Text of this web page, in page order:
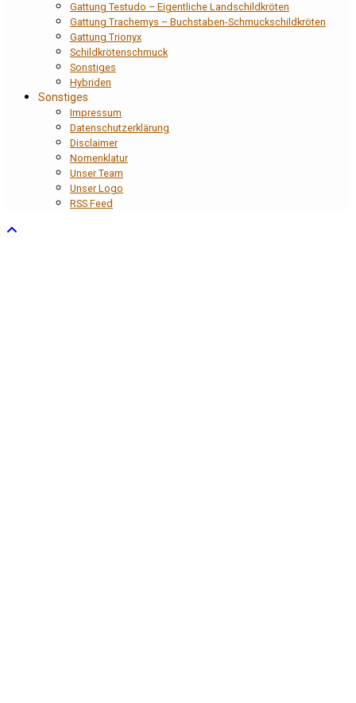
Gattung Testudo – Eigentliche Landschildkröten
Gattung Trachemys – Buchstaben-Schmuckschildkröten
Gattung Trionyx
Schildkrötenschmuck
Sonstiges
Hybriden
Sonstiges
Impressum
Datenschutzerklärung
Disclaimer
Nomenklatur
Unser Team
Unser Logo
RSS Feed